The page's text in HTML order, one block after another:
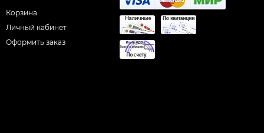
Корзина
Личный кабинет
Оформить заказ